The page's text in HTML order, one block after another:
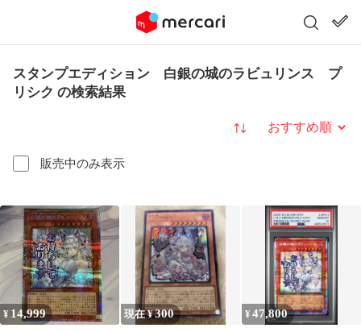
スタンプエディション 白銀の城のラビュリンス プ
リシク の検索結果
販売中のみ表示
並び替え
¥ 14,999 現在 ¥300 ¥47,800